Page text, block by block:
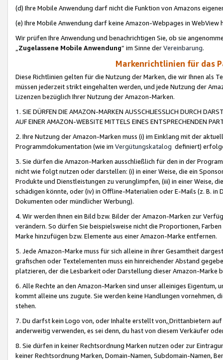
(d) Ihre Mobile Anwendung darf nicht die Funktion von Amazons
(e) Ihre Mobile Anwendung darf keine Amazon-Webpages in WebView
Wir prüfen Ihre Anwendung und benachrichtigen Sie, ob sie
„Zugelassene Mobile Anwendung“ im Sinne derVereinbarung.
Markenrichtlinien für das
Diese Richtlinien gelten für die Nutzung der Marken, die wir Ihnen als
müssen jederzeit strikt eingehalten werden, und jede Nutzung der
Lizenzen bezüglich Ihrer Nutzung der Amazon-Marken.
1. SIE DÜRFEN DIE AMAZON-MARKEN AUSSCHLIESSLICH DURCH
AUF EINER AMAZON-WEBSITE MITTELS EINES ENTSPRECHENDEN
2. Ihre Nutzung der Amazon-Marken muss (i) im Einklang mit der
Programmdokumentation (wie im Vergütungskatalog definiert)
3. Sie dürfen die Amazon-Marken ausschließlich für den in der
nicht wie folgt nutzen oder darstellen: (i) in einer Weise, die ein
Produkte und Dienstleistungen zu verunglimpfen, (iii) in einer Weise,
schädigen könnte, oder (iv) in Offline-Materialien oder E-Mails (z. B. in
Dokumenten oder mündlicher Werbung).
4. Wir werden Ihnen ein Bild bzw. Bilder der Amazon-Marken zur
verändern. So dürfen Sie beispielsweise nicht die Proportionen,
Marke hinzufügen bzw. Elemente aus einer Amazon-Marke entfernen.
5. Jede Amazon-Marke muss für sich alleine in ihrer Gesamtheit
grafischen oder Textelementen muss ein hinreichender Abstand
platzieren, der die Lesbarkeit oder Darstellung dieser Amazon-Marke
6. Alle Rechte an den Amazon-Marken sind unser alleiniges
kommt alleine uns zugute. Sie werden keine Handlungen vornehmen,
stehen.
7. Du darfst kein Logo von, oder Inhalte erstellt von,Drittanbietern auf
anderweitig verwenden, es sei denn, du hast von diesem Verkäufer
8. Sie dürfen in keiner Rechtsordnung Marken nutzen oder zur
keiner Rechtsordnung Marken, Domain-Namen, Subdomain-Namen,